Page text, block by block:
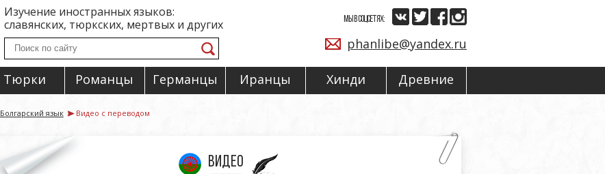
Изучение иностранных языков:
славянских, тюркских, мертвых и других
МЫ В СОЦСЕТЯХ:
phanlibe@yandex.ru
Тюрки Романцы Германцы Иранцы Хинди Древние
Болгарский язык Видео с переводом
Видео